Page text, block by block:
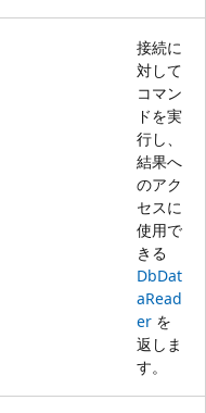
接続に
対して
コマン
ドを実
行し、
結果へ
のアク
セスに
使用で
きる
DbDat
aRead
er を
返しま
す。